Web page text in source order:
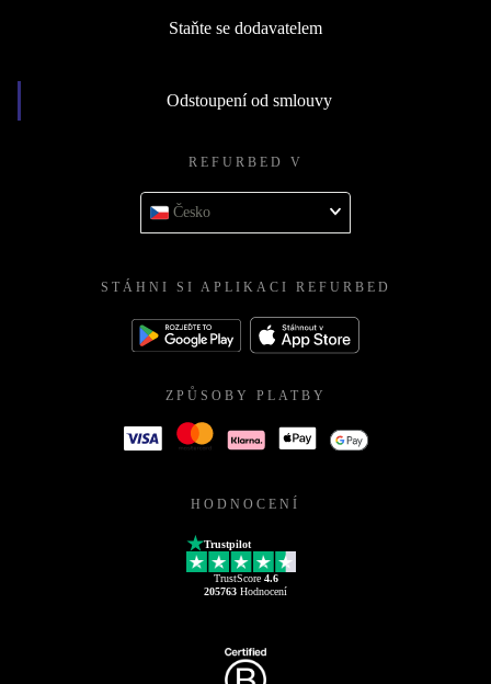
Staňte se dodavatelem
Odstoupení od smlouvy
REFURBED V
Česko
STÁHNI SI APLIKACI REFURBED
ZPŮSOBY PLATBY
HODNOCENÍ
Trustpilot
TrustScore 4.6
205763 Hodnocení